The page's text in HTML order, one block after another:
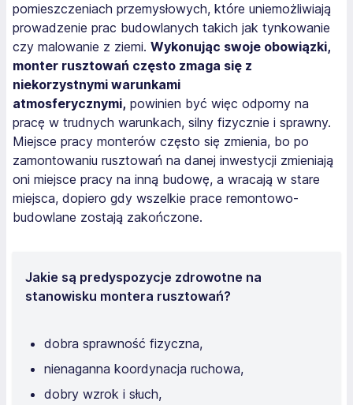
pomieszczeniach przemysłowych, które uniemożliwiają
prowadzenie prac budowlanych takich jak tynkowanie
czy malowanie z ziemi. Wykonując swoje obowiązki,
monter rusztowań często zmaga się z
niekorzystnymi warunkami
atmosferycznymi, powinien być więc odporny na
pracę w trudnych warunkach, silny fizycznie i sprawny.
Miejsce pracy monterów często się zmienia, bo po
zamontowaniu rusztowań na danej inwestycji zmieniają
oni miejsce pracy na inną budowę, a wracają w stare
miejsca, dopiero gdy wszelkie prace remontowo-
budowlane zostają zakończone.
Jakie są predyspozycje zdrowotne na
stanowisku montera rusztowań?
dobra sprawność fizyczna,
nienaganna koordynacja ruchowa,
dobry wzrok i słuch,